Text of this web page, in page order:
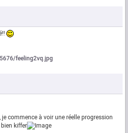
feeling2vq.jpg
commence à voir une réelle progression
kiffer